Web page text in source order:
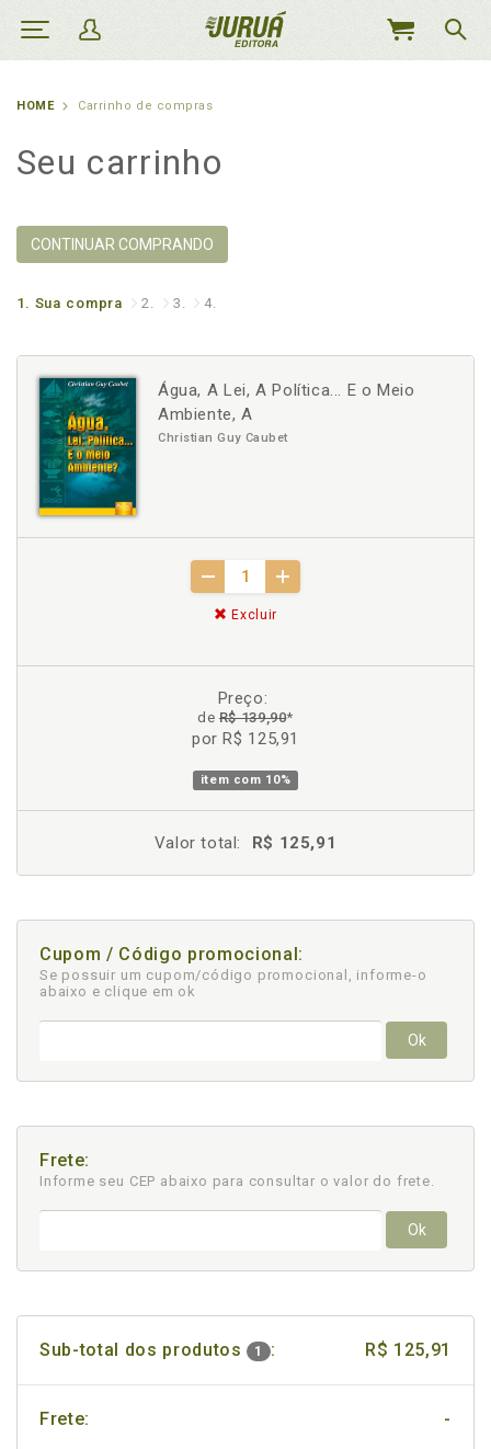
MEU
HOME Carrinho de compras
Seu carrinho
CONTINUAR COMPRANDO
1. Sua compra 2. 3. 4.
Água, A Lei, A Política... E o Meio
Ambiente, A
Christian Guy Caubet
Excluir
Preço:
deR$ 139,90*
por R$ 125,91
item com 10%
Valor total: R$ 125,91
Cupom / Código promocional:
Se possuir um cupom/código promocional, informe-o
abaixo e clique em ok
Ok
Frete:
Informe seu CEP abaixo para consultar o valor do frete.
Ok
Sub-total dos produtos 1 : R$ 125,91
Frete: -